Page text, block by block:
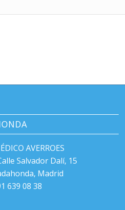
AVERROES
Salvador Dalí, 15
Madrid
639 08 38